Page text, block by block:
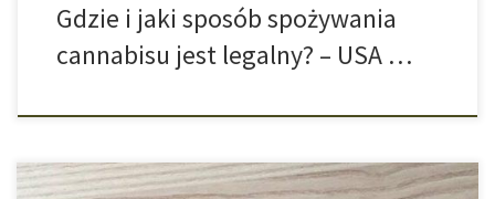
Gdzie i jaki sposób spożywania
cannabisu jest legalny? – USA …